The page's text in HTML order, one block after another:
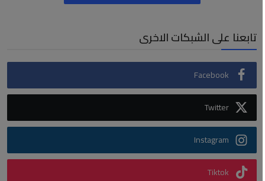
تابعنا على الشبكات الاخرى
Facebook
Twitter
Instagram
Tiktok